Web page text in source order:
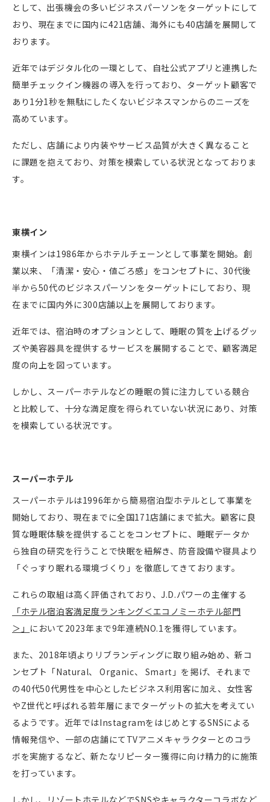
として、出張機会の多いビジネスパーソンをターゲットにして
おり、現在までに国内に421店舗、海外にも40店舗を展開して
おります。
近年ではデジタル化の一環として、自社公式アプリと連携した
簡単チェックイン機器の導入を行っており、ターゲット顧客で
あり 1分1秒を無駄にしたくないビジネスマンからのニーズを
高めています。
ただし、店舗により内装やサービス品質が大きく異なること
に課題を抱えており、対策を模索している状況となっておりま
す。
東横イン
東横インは1986年からホテルチェーンとして事業を開始。創
業以来、「清潔・安心・値ごろ感」をコンセプトに、 30代後
半から50代のビジネスパーソンをターゲットにしており、現
在までに国内外に300店舗以上を展開しております。
近年では、宿泊時のオプションとして、睡眠の質を上げるグッ
ズや美容器具を提供するサービスを展開することで、顧客満足
度の向上を図っています。
しかし、スーパーホテルなどの睡眠の質に注力している競合
と比較して、十分な満足度を得られていない状況にあり、対策
を模索している状況です。
スーパーホテル
スーパーホテルは1996年から簡易宿泊型ホテルとして事業を
開始しており、現在までに全国171店舗にまで拡大。顧客に良
質な睡眠体験を提供することをコンセプトに、睡眠データか
ら独自の研究を行うことで快眠を紐解き、防音設備や寝具より
「ぐっすり眠れる環境づくり」を徹底してきております。
これらの取組は高く評価されており、J.D.パワーの主催する
「ホテル宿泊客満足度ランキング＜エコノミーホテル部門
＞」 において 2023年まで9年連続NO.1 を獲得しています。
また、 2018年頃よりリブランディングに取り組み始め、新コ
ンセプト「Natural、 Organic、 Smart 」を掲げ、それまで
の40代50代男性を中心としたビジネス利用客に加え、女性客
やZ世代と呼ばれる若年層にまでターゲットの拡大を考えてい
るようです。近年ではInstagramをはじめとするSNSによる
情報発信や、一部の店舗にて TVアニメキャラクターとのコラ
ボを実施するなど、新たなリピーター獲得に向け精力的に施策
を打っています。
しかし、リゾートホテルなどでSNSやキャラクターコラボなど